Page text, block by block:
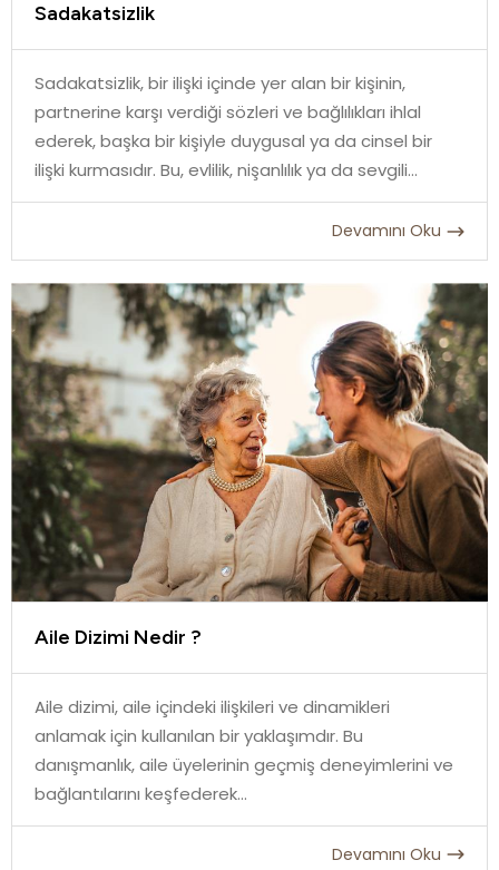
Sadakatsizlik
Sadakatsizlik, bir ilişki içinde yer alan bir kişinin,
partnerine karşı verdiği sözleri ve bağlılıkları ihlal
ederek, başka bir kişiyle duygusal ya da cinsel bir
ilişki kurmasıdır. Bu, evlilik, nişanlılık ya da sevgili
ilişkilerinde olabilir. Sadakatsizlik, bir ilişkideki güveni
ve bağlılığı derinden sarsar ve çiftler arasında ciddi
problemlere yol açabilir.
Devamını Oku
Aile Dizimi Nedir ?
Aile dizimi, aile içindeki ilişkileri ve dinamikleri
anlamak için kullanılan bir yaklaşımdır. Bu
danışmanlık, aile üyelerinin geçmiş deneyimlerini ve
bağlantılarını keşfederek...
Devamını Oku